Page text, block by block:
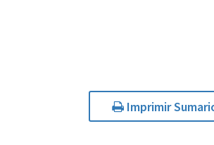
Imprimir